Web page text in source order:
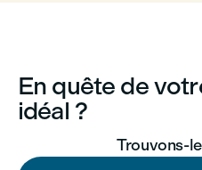
En quête de
idéal ?
Trouvons-